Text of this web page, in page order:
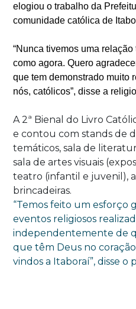
elogiou o trabalho da
comunidade católica de
“Nunca tivemos uma
como agora. Quero
que tem demonstrado muito
nós, católicos”, disse a
A 2ª Bienal do Livro
e contou com stands de
temáticos, sala de
sala de artes visuais
teatro (infantil e juvenil),
brincadeiras.
“Temos feito um esforço
eventos religiosos
independentemente de
que têm Deus no
vindos a Itaboraí”, disse o